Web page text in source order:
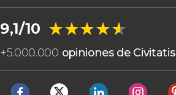
9,1/10 ★★★★★
★★★★★
+5.000.000 opiniones de Civitatis